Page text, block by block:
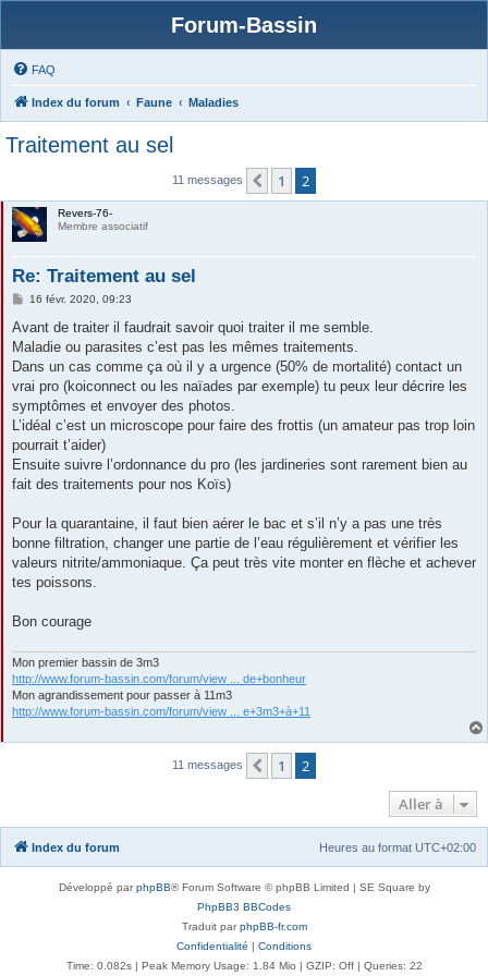
Forum-Bassin
FAQ
Index du forum Faune Maladies
Traitement au sel
11 messages Précédente
1 2
Revers-76-
Membre associatif
Re: Traitement au sel
M
s
a
g
16 févr. 2020, 09:23
Avant de traiter il faudrait savoir quoi traiter il me semble.
Maladie ou parasites c’est pas les mêmes traitements.
Dans un cas comme ça où il y a urgence (50% de mortalité) contact un
vrai pro (koiconnect ou les naïades par exemple) tu peux leur décrire les
symptômes et envoyer des photos.
L’idéal c’est un microscope pour faire des frottis (un amateur pas trop loin
pourrait t’aider)
Ensuite suivre l’ordonnance du pro (les jardineries sont rarement bien au
fait des traitements pour nos Koïs)
Pour la quarantaine, il faut bien aérer le bac et s’il n’y a pas une très
bonne filtration, changer une partie de l’eau régulièrement et vérifier les
valeurs nitrite/ammoniaque. Ça peut très vite monter en flèche et achever
tes poissons.
Bon courage
Mon premier bassin de 3m3
http://www.forum-bassin.com/forum/view ... de+bonheur
Mon agrandissement pour passer à 11m3
http://www.forum-bassin.com/forum/view ... e+3m3+à+11
11 messages Précédente
1
2
Aller à
Index du forum Heures au format UTC+02:00
Développé parphpBB® Forum Software © phpBB Limited | SE Square by
PhpBB3 BBCodes
Traduit parphpBB-fr.com
Confidentialité | Conditions
Time: 0.082s| Peak Memory Usage: 1.84 Mio | GZIP: Off | Queries: 22